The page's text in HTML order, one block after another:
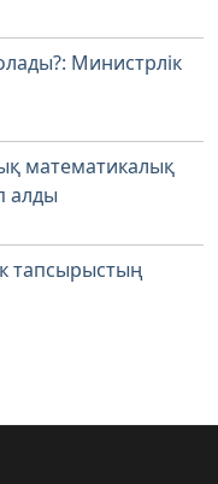
Министрлік
математикалық
алды
тапсырыстың